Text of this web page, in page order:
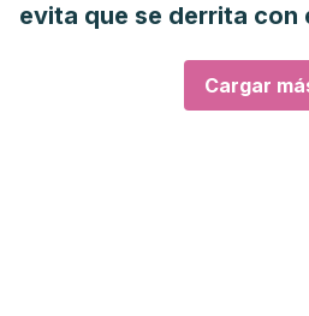
evita que se derrita con
Cargar